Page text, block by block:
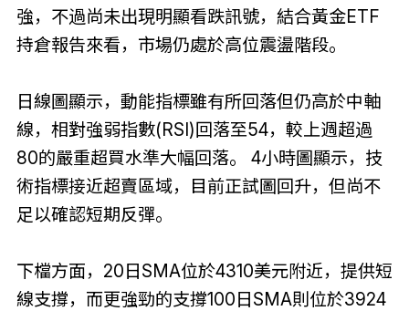
強，不過尚未出現明顯看跌訊號，結合黃金ETF
持倉報告來看，市場仍處於高位震盪階段。
日線圖顯示，動能指標雖有所回落但仍高於中軸
線，相對強弱指數(RSI)回落至54，較上週超過
80的嚴重超買水準大幅回落。 4小時圖顯示，技
術指標接近超賣區域，目前正試圖回升，但尚不
足以確認短期反彈。
下檔方面，20日SMA位於4310美元附近，提供短
線支撐，而更強勁的支撐100日SMA則位於3924